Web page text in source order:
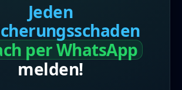
Jeden
per WhatsApp
melden!